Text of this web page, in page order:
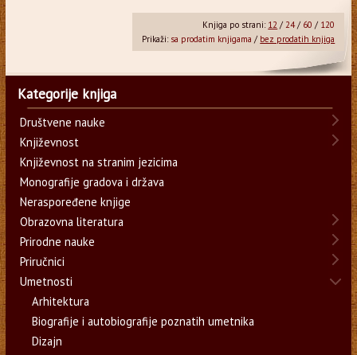
Knjiga po strani: 12 /24/ 60 / 120
Prikaži: sa prodatim knjigama / bez prodatih knjiga
Kategorije knjiga
Društvene nauke
Književnost
Književnost na stranim jezicima
Monografije gradova i država
Neraspoređene knjige
Obrazovna literatura
Prirodne nauke
Priručnici
Umetnosti
Arhitektura
Biografije i autobiografije poznatih umetnika
Dizajn